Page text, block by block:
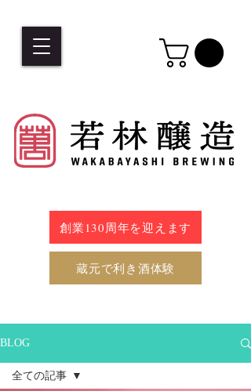
創業130周年を迎えます
蔵元で利き酒体験
BLOG
全ての記事